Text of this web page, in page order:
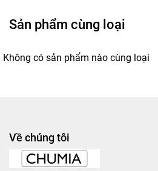
Sản phẩm cùng loại
Không có sản phẩm nào cùng loại
Về chúng tôi